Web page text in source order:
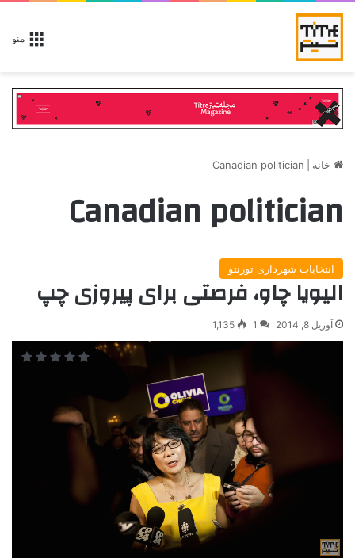
منو
خانه Canadian politician
Canadian politician
انتخابات شهرداری تورنتو
الیویا چاو، فرصتی برای پیروزی چپ
آوریل 8, 2014 1
1,135